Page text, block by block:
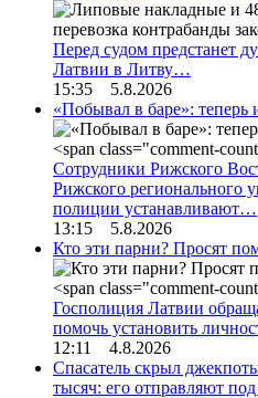
Перед судом предстанет
Латвии в Литву…
15:35 5.8.2026
«Побывал в баре»: теперь
Сотрудники Рижского
Рижского регионального
полиции устанавливают…
13:15 5.8.2026
Кто эти парни? Просят
Госполиция Латвии
помочь установить
12:11 4.8.2026
Спасатель скрыл
тысяч: его отправляют под